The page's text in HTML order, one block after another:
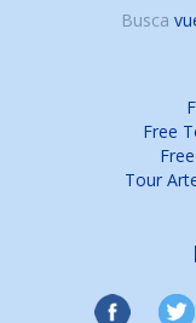
Busca
Free
Tour